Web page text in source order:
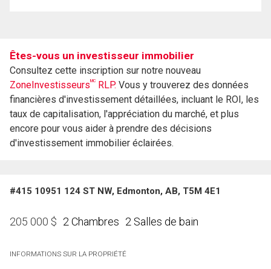
Êtes-vous un investisseur immobilier
Consultez cette inscription sur notre nouveau
ZoneInvestisseursMC RLP. Vous y trouverez des données
financières d'investissement détaillées, incluant le ROI, les
taux de capitalisation, l'appréciation du marché, et plus
encore pour vous aider à prendre des décisions
d'investissement immobilier éclairées.
#415 10951 124 ST NW, Edmonton, AB, T5M 4E1
205 000 $ 2 Chambres 2 Salles de bain
INFORMATIONS SUR LA PROPRIÉTÉ